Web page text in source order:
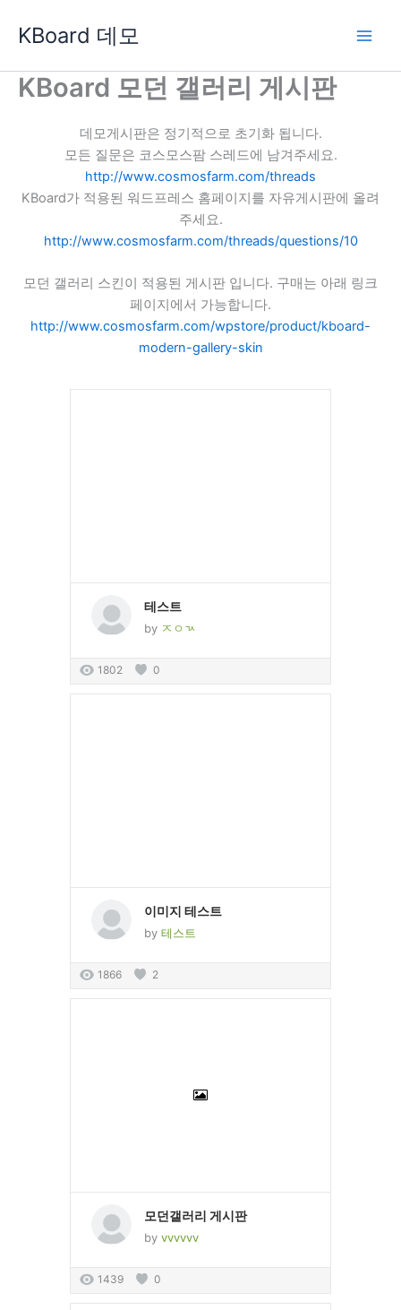
로
KBoard 데모
KBoard 모던 갤러리 게시판
데모게시판은 정기적으로 초기화 됩니다.
모든 질문은 코스모스팜 스레드에 남겨주세요.
http://www.cosmosfarm.com/threads
KBoard가 적용된 워드프레스 홈페이지를 자유게시판에 올려
주세요.
http://www.cosmosfarm.com/threads/questions/10
모던 갤러리 스킨이 적용된 게시판 입니다. 구매는 아래 링크
페이지에서 가능합니다.
http://www.cosmosfarm.com/wpstore/product/kboard-
modern-gallery-skin
테스트
by ㅈㅇㄳ
1802 0
이미지 테스트
by 테스트
1866 2
모던갤러리 게시판
by vvvvvv
1439 0